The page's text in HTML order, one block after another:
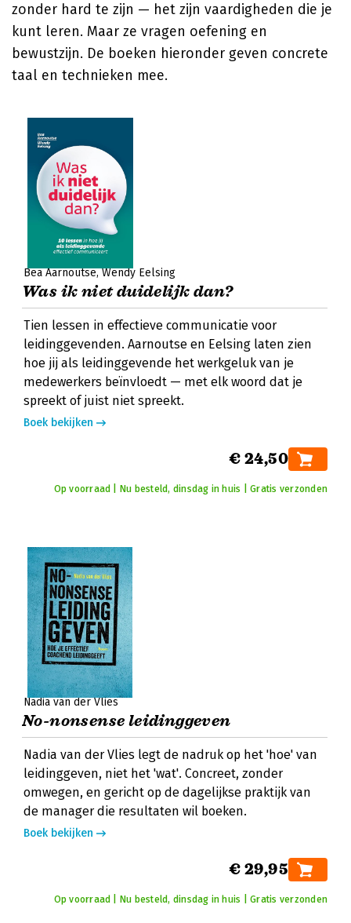
zonder hard te zijn — het zijn vaardigheden die je
kunt leren. Maar ze vragen oefening en
bewustzijn. De boeken hieronder geven concrete
taal en technieken mee.
Bea Aarnoutse Wendy Eelsing
Was ik niet duidelijk dan?
Tien lessen in effectieve communicatie voor
leidinggevenden. Aarnoutse en Eelsing laten zien
hoe jij als leidinggevende het werkgeluk van je
medewerkers beïnvloedt — met elk woord dat je
spreekt of juist niet spreekt.
Boek bekijken
€ 24,50
Op voorraad | Nu besteld, dinsdag in huis | Gratis verzonden
Nadia van der Vlies
No-nonsense leidinggeven
Nadia van der Vlies legt de nadruk op het 'hoe' van
leidinggeven, niet het 'wat'. Concreet, zonder
omwegen, en gericht op de dagelijkse praktijk van
de manager die resultaten wil boeken.
Boek bekijken
€ 29,95
Op voorraad | Nu besteld, dinsdag in huis | Gratis verzonden